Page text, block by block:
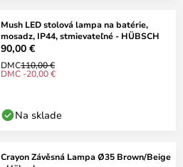
Mush LED stolová lampa na batérie,
mosadz, IP44, stmievateľné - HÜBSCH
90,00 €
DMC110,00 €
DMC -20,00 €
Na sklade
Crayon Závěsná Lampa Ø35 Brown/Beige